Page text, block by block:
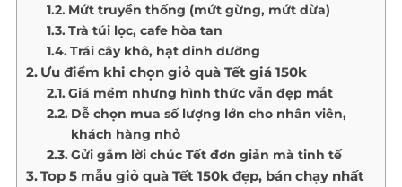
Mứt truyền thống (mứt gừng, mứt dừa)
Trà túi lọc, cafe hòa tan
Trái cây khô, hạt dinh dưỡng
Ưu điểm khi chọn giỏ quà Tết giá 150k
Giá mềm nhưng hình thức vẫn đẹp mắt
Dễ chọn mua số lượng lớn cho nhân viên,
khách hàng nhỏ
Gửi gắm lời chúc Tết đơn giản mà tinh tế
Top 5 mẫu giỏ quà Tết 150k đẹp, bán chạy nhất